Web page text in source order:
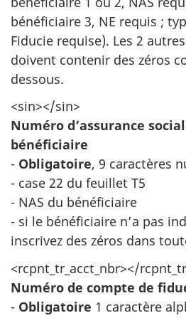
bénéficiaire 3, NE requis ;
Fiducie requise). Les 2
doivent contenir des zéros
dessous.
<sin></sin>
Numéro d’assurance
bénéficiaire
- Obligatoire, 9 caractères
- case 22 du feuillet T5
- NAS du bénéficiaire
- si le bénéficiaire n’a pas
inscrivez des zéros dans
<rcpnt_tr_acct_nbr></
Numéro de compte de
- Obligatoire 1 caractère